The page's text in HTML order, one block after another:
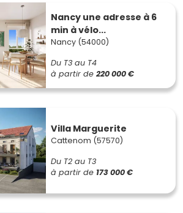
Nancy une adresse à 6
min à vélo...
Nancy (54000)
Du T3 au T4
à partir de 220 000 €
Villa Marguerite
Cattenom (57570)
Du T2 au T3
à partir de 173 000 €